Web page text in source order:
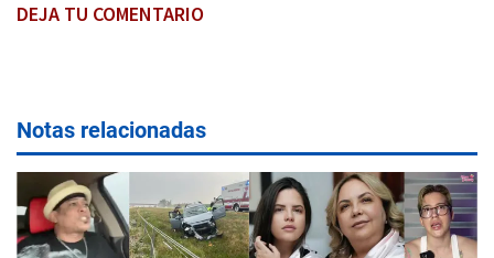
DEJA TU COMENTARIO
Notas relacionadas